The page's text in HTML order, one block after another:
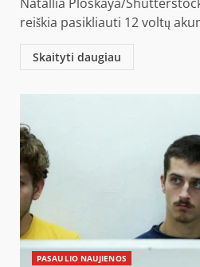
reiškia pasikliauti 12 voltų
Skaityti daugiau
PASAULIO NAUJIENOS